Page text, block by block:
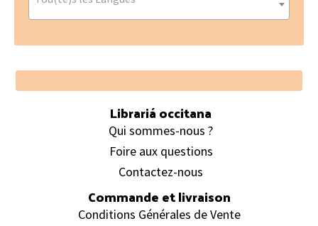
Footer
Librariá occitana
Qui sommes-nous ?
Foire aux questions
Contactez-nous
Commande et livraison
Conditions Générales de Vente